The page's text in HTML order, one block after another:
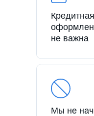
не важна
Мы не